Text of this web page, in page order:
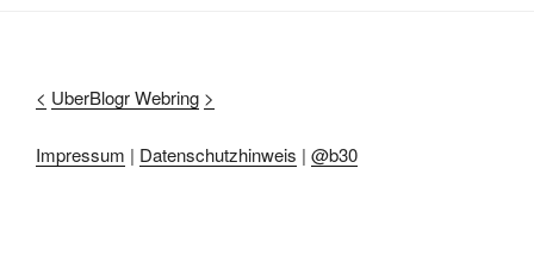
< UberBlogr Webring >
Impressum | Datenschutzhinweis | @b30